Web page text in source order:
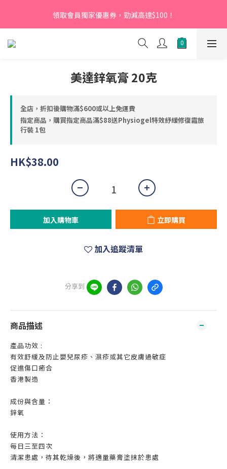
【新會員】即日起至2026月12月31日，首次下單輸入優惠碼
「NEW95」即可享95折
領取會員獨家優惠券，勁減高達$100！
【新會員】即日起至2026月12月31日，首次下單輸入優惠碼
「NEW95」即可享95折
美達鋅氧膏 20克
全店，折扣後購物滿$600或以上免運費
指定商品，購買指定商品滿$88送Physiogel特效紓緩修復霜旅
行裝 1包
HK$38.00
加入購物車 立即購買
加入追蹤清單
分享到
商品描述
產品功效 :
有效舒緩及防止嬰兒尿疹、濕疹或其它皮膚過敏症
促進傷口癒合
香港製造
成份與含量：
鋅氧
使用方法：
每日三至四次
清潔患處，待其乾燥後，將適量藥膏塗抹於患處